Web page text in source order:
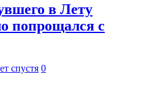
в Лету
попрощался с
спустя 0